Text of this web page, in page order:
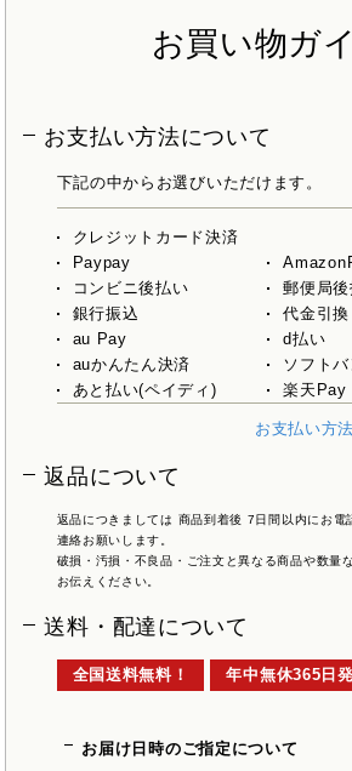
お買い物ガ
お支払い方法について
下記の中からお選びいただけます。
クレジットカード決済
Paypay
コンビニ後払い
郵便局
銀行振込
代金引換
au Pay
d払い
auかんたん決済
ソフト
あと払い(ペイディ)
楽天Pay
お支払い方
返品について
返品につきましては 商品到着後 7日間以内にお電
連絡お願いします。
破損・汚損・不良品・ご注文と異なる商品や数量
お伝えください。
送料・配達について
全国送料無料！ 年中無休365日
お届け日時のご指定について